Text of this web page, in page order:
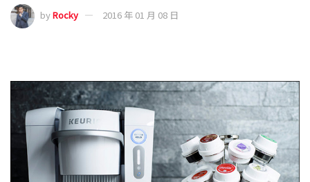
byRocky 2016 年 01 月 08 日